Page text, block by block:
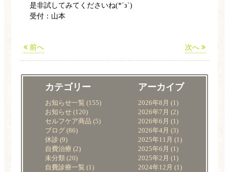
是非試してみてくださいね(*´з`)
受付：山本
前へ 次へ
カテゴリー
お知らせ一覧 (155)
お知らせ (120)
セルフケア商品 (5)
ブログ (86)
休診 (9)
自費治療 (2)
未分類 (20)
自費診療一覧 (1)
アーカイブ
2026年8月 (1)
2026年7月 (2)
2026年6月 (1)
2026年4月 (3)
2025年11月 (1)
2025年6月 (1)
2025年2月 (1)
2024年12月 (1)